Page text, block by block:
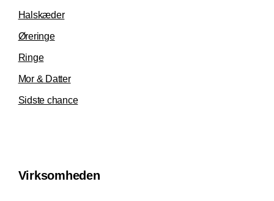
Halskæder
Øreringe
Ringe
Mor & Datter
Sidste chance
Virksomheden